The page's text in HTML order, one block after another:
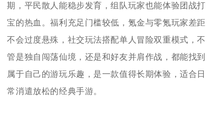
期，平民散人能稳步发育，组队玩家也能体验团战打
宝的热血。福利充足门槛较低，氪金与零氪玩家差距
不会过度悬殊，社交玩法搭配单人冒险双重模式，不
管是独自闯荡仙境，还是和好友并肩作战，都能找到
属于自己的游玩乐趣，是一款值得长期体验，适合日
常消遣放松的经典手游。